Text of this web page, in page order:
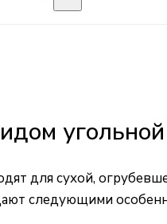
для сухой,
следующими